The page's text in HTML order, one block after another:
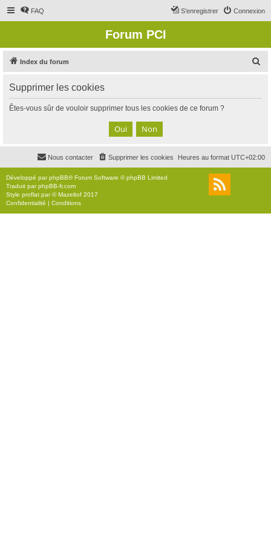
FAQ Connexion
S’enregistrer
Forum PCI
Index du forum
c
Supprimer les cookies
Êtes-vous sûr de vouloir supprimer tous les cookies de ce forum ?
Heures au format UTC+02:00
Supprimer les cookies
Nous contacter
Développé parphpBB® Forum Software © phpBB Limited
Traduit parphpBB-fr.com
Style proflat par ©Mazeltof 2017
Confidentialité | Conditions